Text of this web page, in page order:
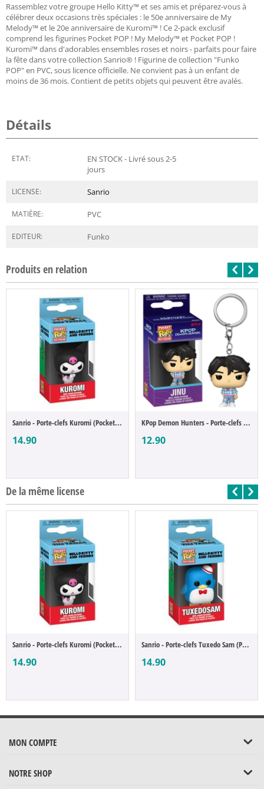
Rassemblez votre groupe Hello Kitty™ et ses amis et préparez-vous à
célébrer deux occasions très spéciales : le 50e anniversaire de My
Melody™ et le 20e anniversaire de Kuromi™ ! Ce 2-pack exclusif
comprend les figurines Pocket POP ! My Melody™ et Pocket POP !
Kuromi™ dans d'adorables ensembles roses et noirs - parfaits pour faire
la fête dans votre collection Sanrio® ! Figurine de collection "Funko
POP" en PVC, sous licence officielle. Ne convient pas à un enfant de
moins de 36 mois. Contient de petits objets qui peuvent être avalés.
Détails
ETAT:
EN STOCK - Livré sous 2-5
jours
LICENSE: Sanrio
MATIÈRE: PVC
EDITEUR: Funko
Produits en relation
Sanrio - Porte-clefs Kuromi (Pocket POP)
14.90
KPop Demon Hunters - Porte-clefs Jinu, Sa...
12.90
De la même license
Sanrio - Porte-clefs Kuromi (Pocket POP)
14.90
Sanrio - Porte-clefs Tuxedo Sam (Pocket POP)
14.90
MON COMPTE
NOTRE SHOP